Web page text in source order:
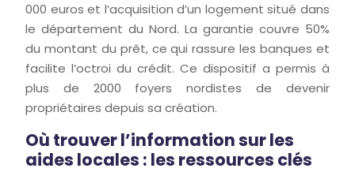
000 euros et l’acquisition d’un logement situé dans
le département du Nord. La garantie couvre 50%
du montant du prêt, ce qui rassure les banques et
facilite l’octroi du crédit. Ce dispositif a permis à
plus de 2000 foyers nordistes de devenir
propriétaires depuis sa création.
Où trouver l’information sur les
aides locales : les ressources clés